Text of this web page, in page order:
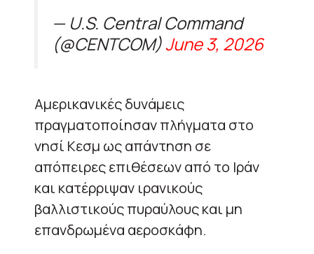
— U.S. Central Command
(@CENTCOM)June 3, 2026
Αμερικανικές δυνάμεις
πραγματοποίησαν πλήγματα στο
νησί Κεσμ ως απάντηση σε
απόπειρες επιθέσεων από το Ιράν
και κατέρριψαν ιρανικούς
βαλλιστικούς πυραύλους και μη
επανδρωμένα αεροσκάφη.